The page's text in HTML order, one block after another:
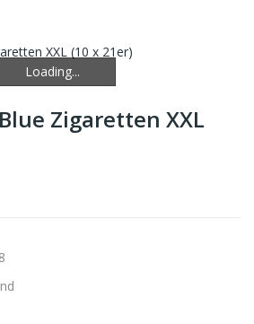
Loading...
Loading...
Zigaretten XXL